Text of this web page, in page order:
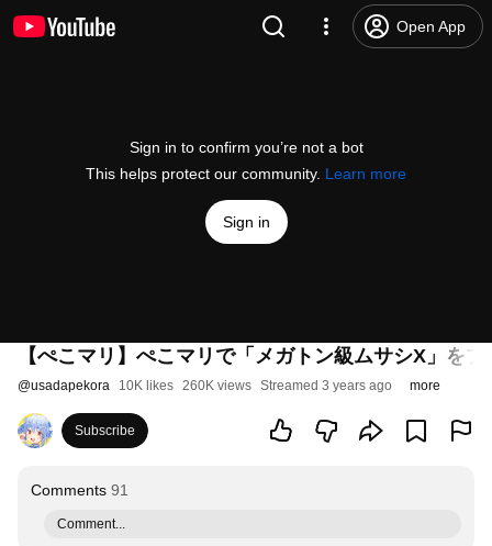
Open App
Sign in to confirm you’re not a bot
This helps protect our community. Learn more
Sign in
【ぺこマリ】ぺこマリで「メガトン級ムサシX」を
@usadapekora 10K likes 260K views Streamed 3 years ago more
Subscribe
Comments 91
Comment...